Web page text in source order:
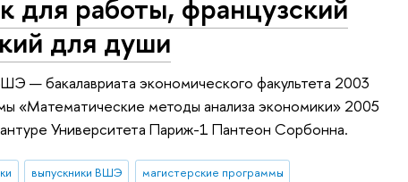
для работы, французский
для души
— бакалавриата экономического факультета 2003
«Математические методы анализа экономики» 2005
Университета Париж-1 Пантеон Сорбонна.
выпускники ВШЭ
магистерские программы